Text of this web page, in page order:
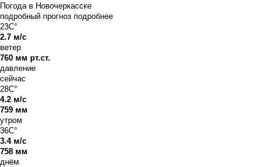
Погода в Новочеркасске
подробный прогноз подробнее
23C°
2.7 м/с
ветер
760 мм рт.ст.
давление
сейчас
28C°
4.2 м/с
759 мм
утром
36C°
3.4 м/с
758 мм
днём